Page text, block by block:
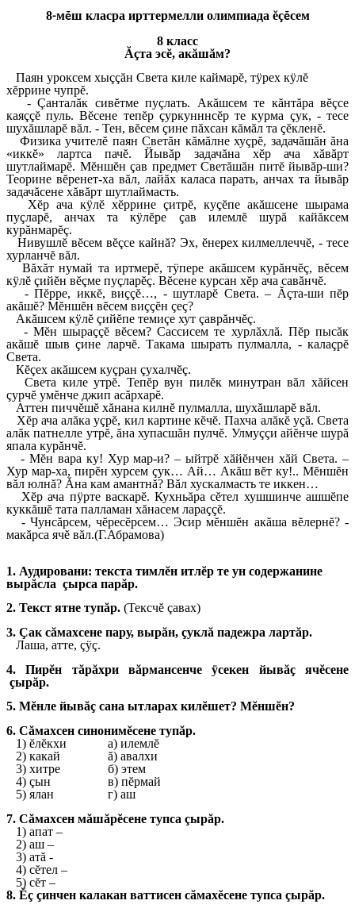
8-мĕш класра ирттермелли олимпиада ĕçĕсем
8 класс
Ăçта эсĕ, акăшăм?
Паян уроксем хыççăн Света киле каймарĕ, тÿрех кÿлĕ
хĕррине чупрĕ.
- Çанталăк сивĕтме пуçлать. Акăшсем те кăнтăра вĕçсе
каяççĕ пуль. Вĕсене тепĕр çуркунннсĕр те курма çук, - тесе
шухăшларĕ вăл. - Тен, вĕсем çине пăхсан кăмăл та çĕкленĕ.
Физика учителĕ паян Светăн кăмăлне хуçрĕ, задачăшăн ăна
«иккĕ» лартса пачĕ. Йывăр задачăна хĕр ача хăвăрт
шутлаймарĕ. Мĕншĕн çав предмет Светăшăн питĕ йывăр-ши?
Теорине вĕренет-ха вăл, лайăх каласа парать, анчах та йывăр
задачăсене хăвăрт шутлаймасть.
Хĕр ача кÿлĕ хĕррине çитрĕ, куçĕпе акăшсене шырама
пуçларĕ, анчах та кÿлĕре çав илемлĕ шурă кайăксем
курăнмарĕç.
Нивушлĕ вĕсем вĕçсе кайнă? Эх, ĕнерех килмеллеччĕ, - тесе
хурланчĕ вăл.
Вăхăт нумай та иртмерĕ, тÿпере акăшсем курăнчĕç, вĕсем
кÿлĕ çийĕн вĕçме пуçларĕç. Вĕсене курсан хĕр ача савăнчĕ.
- Пĕрре, иккĕ, виççĕ…, - шутларĕ Света. – Ăçта-ши пĕр
акăшĕ? Мĕншĕн вĕсем виççĕн çеç?
Акăшсем кÿлĕ çийĕпе темиçе хут çаврăнчĕç.
- Мĕн шыраççĕ вĕсем? Сассисем те хурлăхлă. Пĕр пысăк
акăшĕ шыв çине ларчĕ. Такама шырать пулмалла, - калаçрĕ
Света.
Кĕçех акăшсем куçран çухалчĕç.
Света киле утрĕ. Тепĕр вун пилĕк минутран вăл хăйсен
çурчĕ умĕнче джип асăрхарĕ.
Аттен пиччĕшĕ хăнана килнĕ пулмалла, шухăшларĕ вăл.
Хĕр ача алăка уçрĕ, кил картине кĕчĕ. Пахча алăкĕ уçă. Света
алăк патнелле утрĕ, ăна хупасшăн пулчĕ. Улмуççи айĕнче шурă
япала курăнчĕ.
- Мĕн вара ку! Хур мар-и? – ыйтрĕ хăйĕнчен хăй Света. –
Хур мар-ха, пирĕн хурсем çук… Ай… Акăш вĕт ку!.. Мĕншĕн
вăл юлнă? Ăна кам амантнă? Вăл хускалмасть те иккен…
Хĕр ача пÿрте васкарĕ. Кухньăра сĕтел хушшинче ашшĕпе
куккăшĕ тата палламан хăнасем лараççĕ.
- Чунсăрсем, чĕресĕрсем… Эсир мĕншĕн акăша вĕлернĕ? -
макăрса ячĕ вăл.(Г.Абрамова)
1. Аудировани: текста тимлĕн итлĕр те ун содержанине
вырăсла çырса парăр.
2. Текст ятне тупăр. (Тексчĕ çавах)
3. Çак сăмахсене пару, вырăн, çуклă падежра лартăр.
Лаша, атте, çÿç.
4. Пирĕн тăрăхри вăрмансенче ÿсекен йывăç ячĕсене
çырăр.
5. Мĕнле йывăç сана ытларах килĕшет? Мĕншĕн?
6. Сăмахсен синонимĕсене тупăр.
1) ĕлĕкхи а) илемлĕ
2) какай ă) авалхи
3) хитре б) этем
4) çын в) пĕрмай
5) ялан г) аш
7. Сăмахсен мăшăрĕсене тупса çырăр.
1) апат –
2) аш –
3) атă -
4) сĕтел –
5) сĕт –
8. Ĕç çинчен калакан ваттисен сăмахĕсене тупса çырăр.